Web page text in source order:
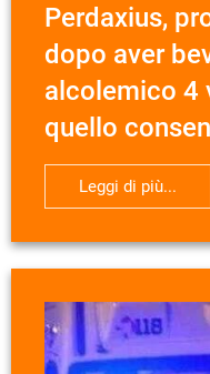
Perdaxius,
dopo aver
alcolemico 4
quello
Leggi di più...